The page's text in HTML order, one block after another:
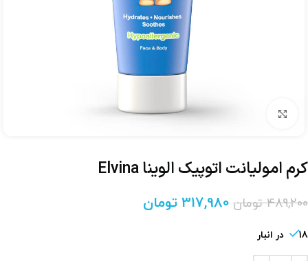
برای بزرگنمایی کلیک کنید
کرم امولیانت اتوپیک الوینا Elvina
489,200 تومان 317,980 تومان
18 در انبار